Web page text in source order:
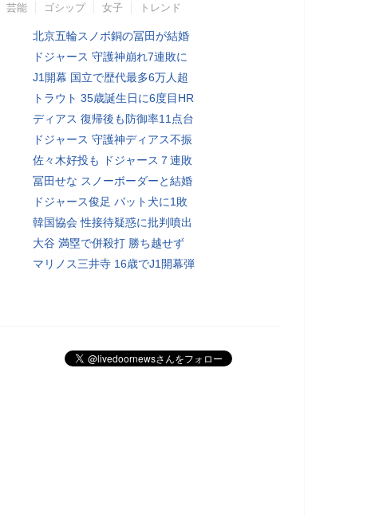
芸能 ゴシップ 女子 トレンド
北京五輪スノボ銅の冨田が結婚
ドジャース 守護神崩れ7連敗に
J1開幕 国立で歴代最多6万人超
トラウト 35歳誕生日に6度目HR
ディアス 復帰後も防御率11点台
ドジャース 守護神ディアス不振
佐々木好投も ドジャース７連敗
冨田せな スノーボーダーと結婚
ドジャース俊足 バット犬に1敗
韓国協会 性接待疑惑に批判噴出
大谷 満塁で併殺打 勝ち越せず
マリノス三井寺 16歳でJ1開幕弾